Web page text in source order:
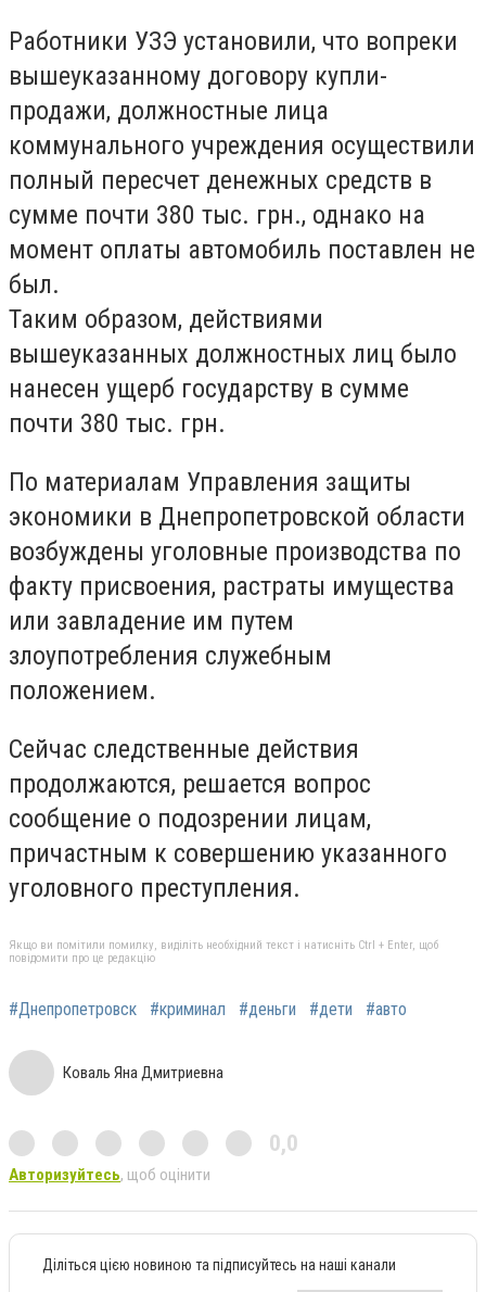
Работники УЗЭ установили, что вопреки
вышеуказанному договору купли-
продажи, должностные лица
коммунального учреждения осуществили
полный пересчет денежных средств в
сумме почти 380 тыс. грн., однако на
момент оплаты автомобиль поставлен не
был.
Таким образом, действиями
вышеуказанных должностных лиц было
нанесен ущерб государству в сумме
почти 380 тыс. грн.
По материалам Управления защиты
экономики в Днепропетровской области
возбуждены уголовные производства по
факту присвоения, растраты имущества
или завладение им путем
злоупотребления служебным
положением.
Сейчас следственные действия
продолжаются, решается вопрос
сообщение о подозрении лицам,
причастным к совершению указанного
уголовного преступления.
Якщо ви помітили помилку, виділіть необхідний текст і натисніть Ctrl + Enter, щоб
повідомити про це редакцію
#Днепропетровск #криминал #деньги #дети #авто
Коваль Яна Дмитриевна
0,0
Авторизуйтесь, щоб оцінити
Діліться цією новиною та підписуйтесь на наші канали